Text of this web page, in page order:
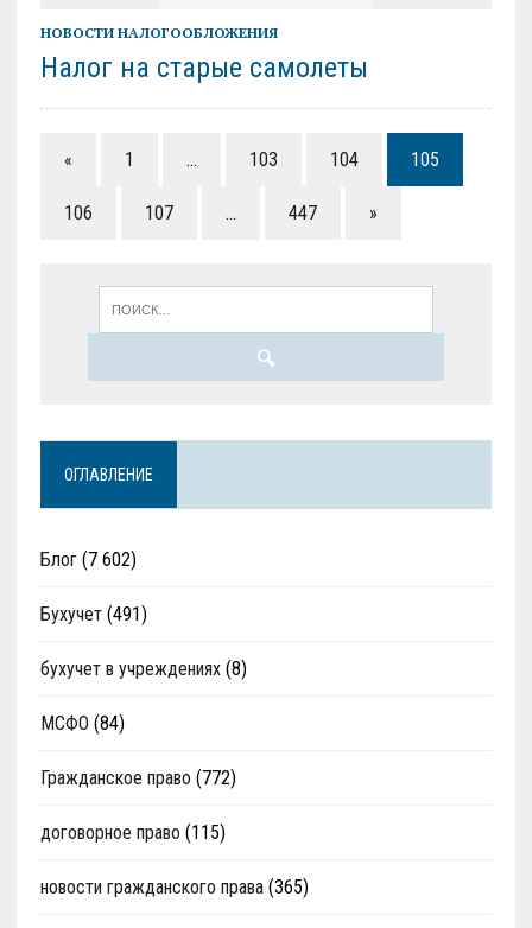
НОВОСТИ НАЛОГООБЛОЖЕНИЯ
Налог на старые самолеты
« 1 … 103 104 105
106 107 … 447 »
ОГЛАВЛЕНИЕ
Блог(7 602)
Бухучет(491)
бухучет в учреждениях(8)
МСФО (84)
Гражданское право (772)
договорное право (115)
новости гражданского права(365)